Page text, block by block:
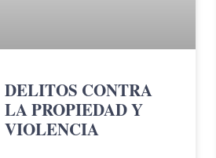
DELITOS CONTRA
LA PROPIEDAD Y
VIOLENCIA